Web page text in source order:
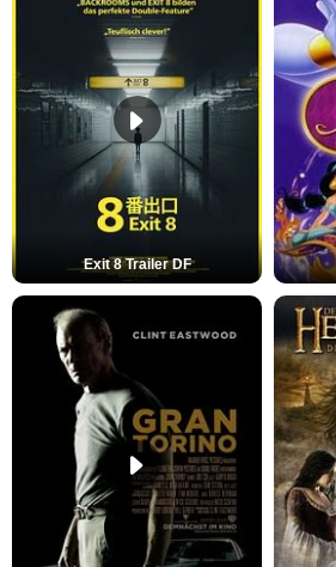
Exit 8 Trailer DF